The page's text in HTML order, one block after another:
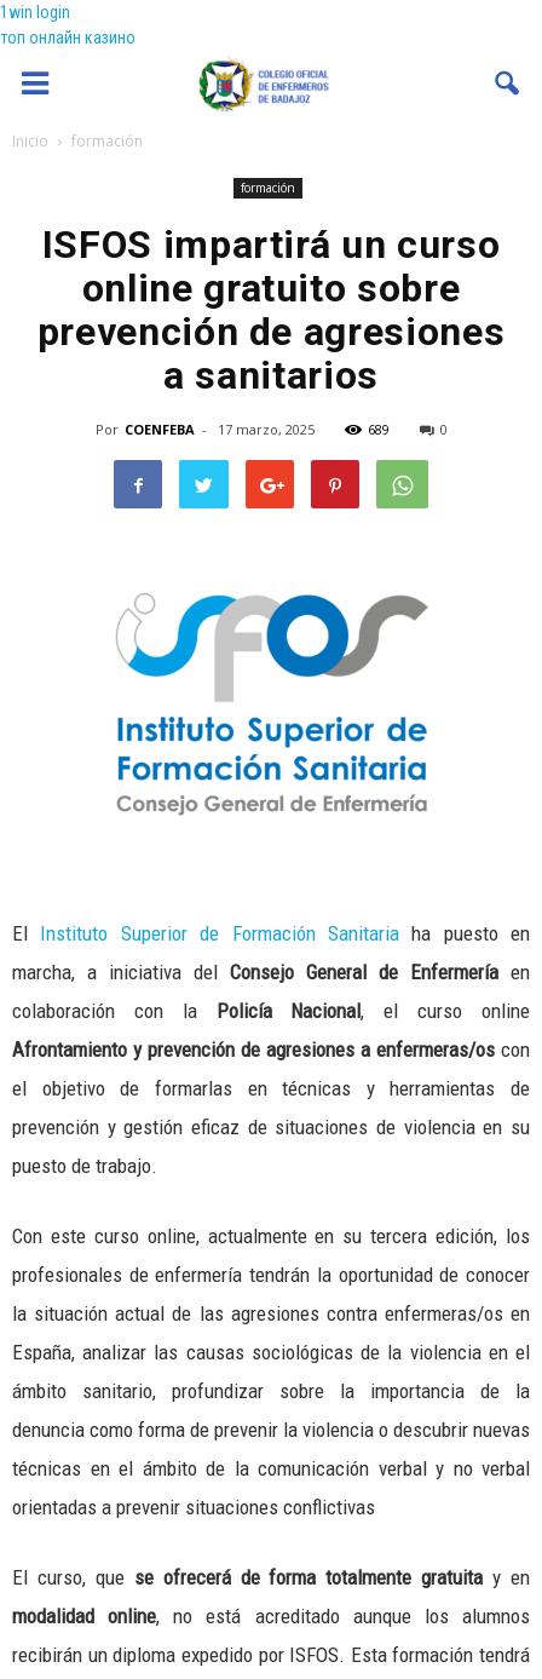
1win login
топ онлайн казино
Coenfeba
Inicio formación
formación
ISFOS impartirá un curso
online gratuito sobre
prevención de agresiones
a sanitarios
Por COENFEBA - 17 marzo, 2025 689 0
El Instituto Superior de Formación Sanitariaha puesto en
marcha, a iniciativa del Consejo General de Enfermería en
colaboración con la Policía Nacional, el curso online
Afrontamiento y prevención de agresiones a enfermeras/os con
el objetivo de formarlas en técnicas y herramientas de
prevención y gestión eficaz de situaciones de violencia en su
puesto de trabajo.
Con este curso online, actualmente en su tercera edición, los
profesionales de enfermería tendrán la oportunidad de conocer
la situación actual de las agresiones contra enfermeras/os en
España, analizar las causas sociológicas de la violencia en el
ámbito sanitario, profundizar sobre la importancia de la
denuncia como forma de prevenir la violencia o descubrir nuevas
técnicas en el ámbito de la comunicación verbal y no verbal
orientadas a prevenir situaciones conflictivas
El curso, que se ofrecerá de forma totalmente gratuitay en
modalidad online, no está acreditado aunque los alumnos
recibirán un diploma expedido por ISFOS. Esta formación tendrá